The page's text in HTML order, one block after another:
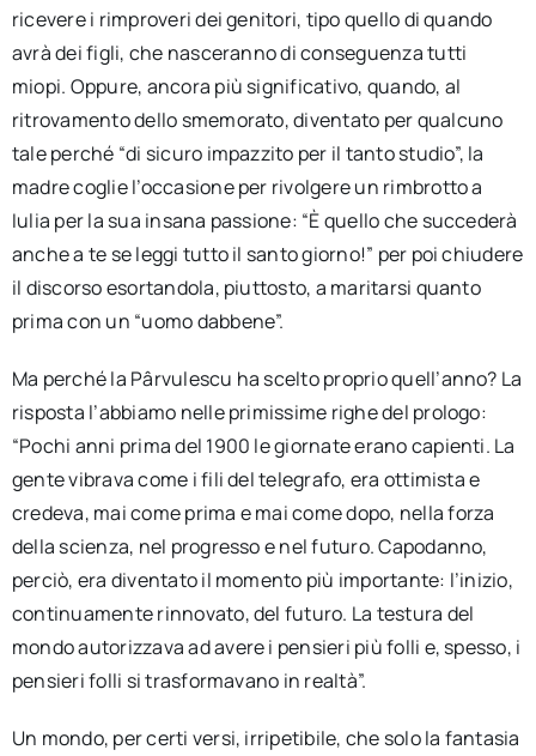
ricevere i rimproveri dei genitori, tipo quello di quando
avrà dei figli, che nasceranno di conseguenza tutti
miopi. Oppure, ancora più significativo, quando, al
ritrovamento dello smemorato, diventato per qualcuno
tale perché “di sicuro impazzito per il tanto studio”, la
madre coglie l’occasione per rivolgere un rimbrotto a
Iulia per la sua insana passione: “È quello che succederà
anche a te se leggi tutto il santo giorno!” per poi chiudere
il discorso esortandola, piuttosto, a maritarsi quanto
prima con un “uomo dabbene”.
Ma perché la Pârvulescu ha scelto proprio quell’anno? La
risposta l’abbiamo nelle primissime righe del prologo:
“Pochi anni prima del 1900 le giornate erano capienti. La
gente vibrava come i fili del telegrafo, era ottimista e
credeva, mai come prima e mai come dopo, nella forza
della scienza, nel progresso e nel futuro. Capodanno,
perciò, era diventato il momento più importante: l’inizio,
continuamente rinnovato, del futuro. La testura del
mondo autorizzava ad avere i pensieri più folli e, spesso, i
pensieri folli si trasformavano in realtà”.
Un mondo, per certi versi, irripetibile, che solo la fantasia